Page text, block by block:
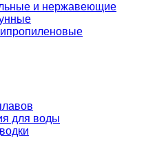
и нержавеющие
для воды